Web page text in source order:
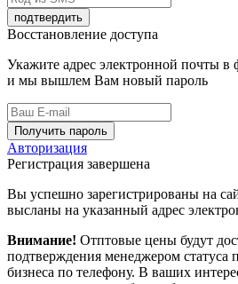
подтвердить
Восстановление доступа
Укажите адрес электронной почты
и мы вышлем Вам новый пароль
Получить пароль
Авторизация
Регистрация завершена
Вы успешно зарегистрированы на
высланы на указанный адрес
Внимание! Отптовые цены будут
подтверждения менеджером статуса
бизнеса по телефону. В ваших